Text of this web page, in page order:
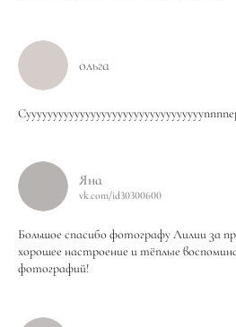
ольга
Яна
vk.com/id30300600
Большое спасибо фотографу Лилии за
хорошее настроение и тёплые
фотографий!